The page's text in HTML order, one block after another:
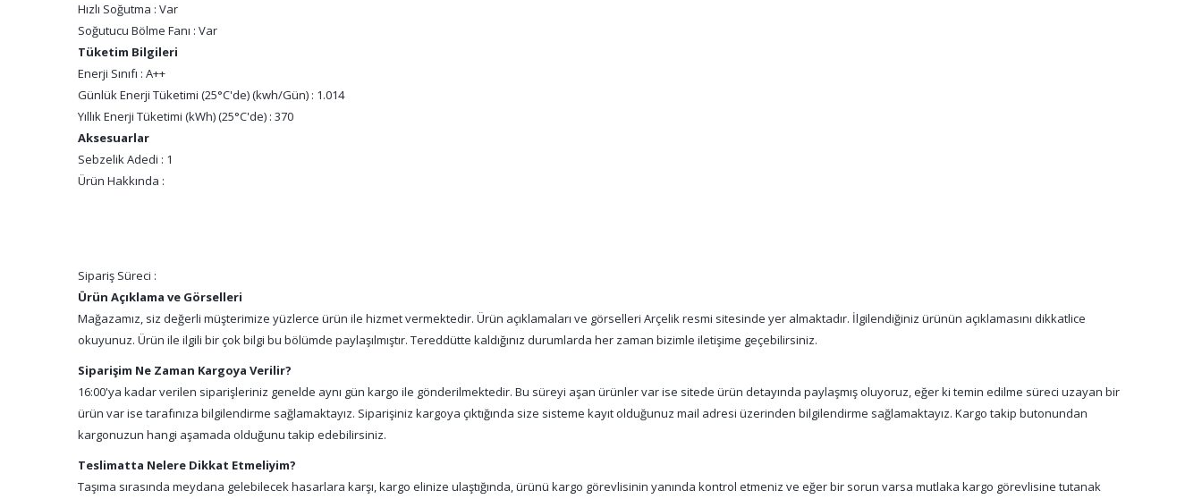
Hızlı Soğutma : Var
Soğutucu Bölme Fanı : Var
Tüketim Bilgileri
Enerji Sınıfı : A++
Günlük Enerji Tüketimi (25°C'de) (kwh/Gün) : 1.014
Yıllık Enerji Tüketimi (kWh) (25°C'de) : 370
Aksesuarlar
Sebzelik Adedi : 1
Ürün Hakkında :
Sipariş Süreci :
Ürün Açıklama ve Görselleri
Mağazamız, siz değerli müşterimize yüzlerce ürün ile hizmet vermektedir. Ürün açıklamaları ve görselleri Arçelik resmi sitesinde yer almaktadır. İlgilendiğiniz ürünün açıklamasını dikkatlice
okuyunuz. Ürün ile ilgili bir çok bilgi bu bölümde paylaşılmıştır. Tereddütte kaldığınız durumlarda her zaman bizimle iletişime geçebilirsiniz.
Siparişim Ne Zaman Kargoya Verilir?
16:00'ya kadar verilen siparişleriniz genelde aynı gün kargo ile gönderilmektedir. Bu süreyi aşan ürünler var ise sitede ürün detayında paylaşmış oluyoruz, eğer ki temin edilme süreci uzayan bir
ürün var ise tarafınıza bilgilendirme sağlamaktayız. Siparişiniz kargoya çıktığında size sisteme kayıt olduğunuz mail adresi üzerinden bilgilendirme sağlamaktayız. Kargo takip butonundan
kargonuzun hangi aşamada olduğunu takip edebilirsiniz.
Teslimatta Nelere Dikkat Etmeliyim?
Taşıma sırasında meydana gelebilecek hasarlara karşı, kargo elinize ulaştığında, ürünü kargo görevlisinin yanında kontrol etmeniz ve eğer bir sorun varsa mutlaka kargo görevlisine tutanak